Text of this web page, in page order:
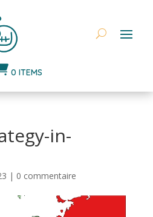
0 ITEMS
in-
| 0 commentaire